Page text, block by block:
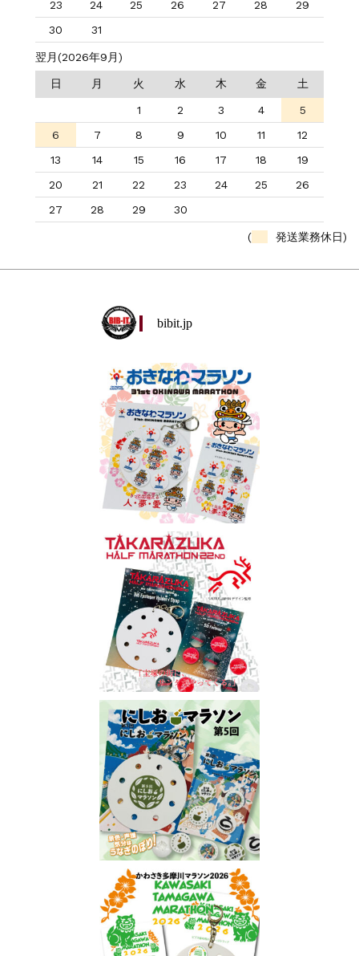
23 24 25 26 27 28
29
30
31
翌月(2026年9月)
日 月 火 水 木 金 土
1 2 3 4
5
6
7 8 9 10 11
12
13
14 15 16 17 18
19
20
21 22 23 24 25
26
27
28 29 30
( 発送業務休日)
bibit.jp